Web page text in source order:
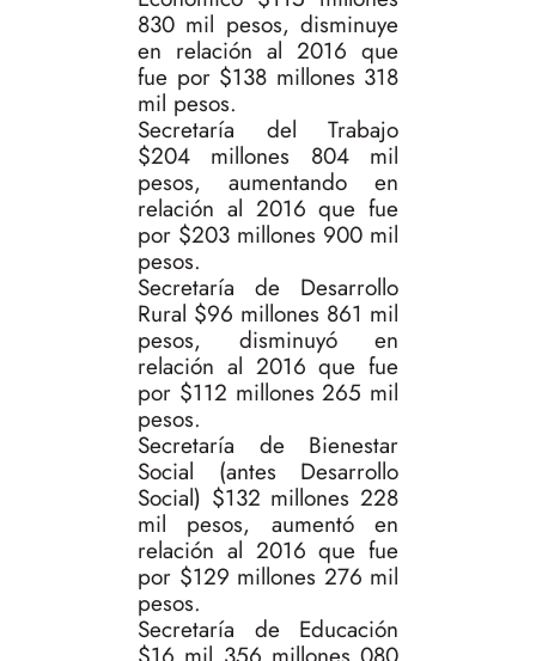
830 mil pesos, disminuye
en relación al 2016 que
fue por $138 millones 318
mil pesos.
Secretaría del Trabajo
$204 millones 804 mil
pesos, aumentando en
relación al 2016 que fue
por $203 millones 900 mil
pesos.
Secretaría de Desarrollo
Rural $96 millones 861 mil
pesos, disminuyó en
relación al 2016 que fue
por $112 millones 265 mil
pesos.
Secretaría de Bienestar
Social (antes Desarrollo
Social) $132 millones 228
mil pesos, aumentó en
relación al 2016 que fue
por $129 millones 276 mil
pesos.
Secretaría de Educación